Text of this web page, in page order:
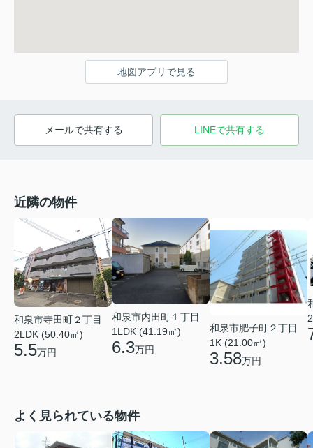
地図アプリで見る
メールで共有する LINEで共有する
近隣の物件
和泉市寺田町２丁目
2LDK (50.40㎡)
5.5万円
和泉市内田町１丁目
1LDK (41.19㎡)
6.3万円
和泉市肥子町２丁目
1K (21.00㎡)
3.58万円
よく見られている物件